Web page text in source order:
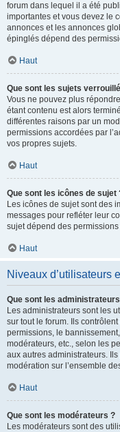
forum dans lequel il a été
importantes et vous devez le
annonces et les annonces
épinglés dépend des
Haut
Que sont les sujets
Vous ne pouvez plus
étant contenu est alors
différentes raisons par un
permissions accordées par
vos propres sujets.
Haut
Que sont les icônes de sujet
Les icônes de sujet sont des
messages pour refléter leur
sujet dépend des
Haut
Niveaux d’utilisateurs
Que sont les
Les administrateurs sont les
sur tout le forum. Ils
permissions, le
modérateurs, etc., selon les
aux autres administrateurs.
modération sur l’ensemble
Haut
Que sont les modérateurs ?
Les modérateurs sont des